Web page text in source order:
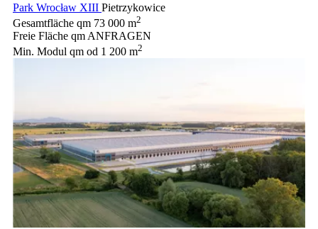
Park Wrocław XIII Pietrzykowice
Gesamtfläche qm 73 000 m2
Freie Fläche qm ANFRAGEN
Min. Modul qm od 1 200 m2